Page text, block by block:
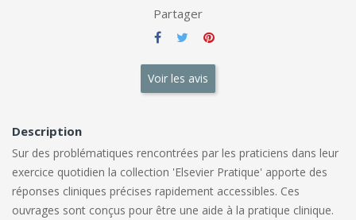
Partager
Voir les avis
Description
Sur des problématiques rencontrées par les praticiens dans leur
exercice quotidien la collection 'Elsevier Pratique' apporte des
réponses cliniques précises rapidement accessibles. Ces
ouvrages sont conçus pour être une aide à la pratique clinique.